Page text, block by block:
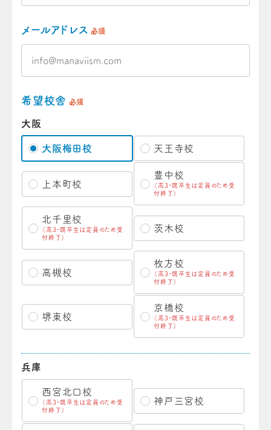
メールアドレス 必須
希望校舎 必須
大阪
大阪梅田校 天王寺校
上本町校
豊中校
（高3・既卒生は定員のため受
付終了）
北千里校
（高3・既卒生は定員のため受
付終了）
茨木校
高槻校
枚方校
（高3・既卒生は定員のため受
付終了）
堺東校
京橋校
（高3・既卒生は定員のため受
付終了）
兵庫
西宮北口校
（高3・既卒生は定員のため受
付終了）
神戸三宮校